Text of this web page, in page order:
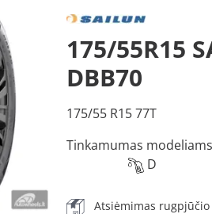
175/55R15
DBB70
175/55 R15 77T
Tinkamumas
D
Atsiėmimas rugpjūčio